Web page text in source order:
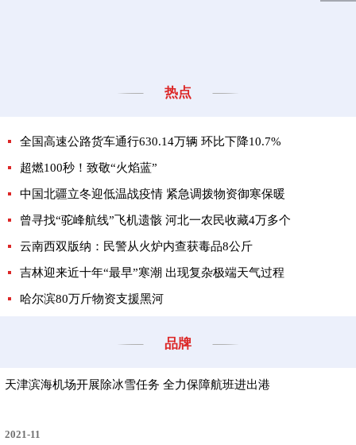
热点
全国高速公路货车通行630.14万辆 环比下降10.7%
超燃100秒！致敬“火焰蓝”
中国北疆立冬迎低温战疫情 紧急调拨物资御寒保暖
曾寻找“驼峰航线”飞机遗骸 河北一农民收藏4万多个
云南西双版纳：民警从火炉内查获毒品8公斤
吉林迎来近十年“最早”寒潮 出现复杂极端天气过程
哈尔滨80万斤物资支援黑河
品牌
天津滨海机场开展除冰雪任务 全力保障航班进出港
2021-11